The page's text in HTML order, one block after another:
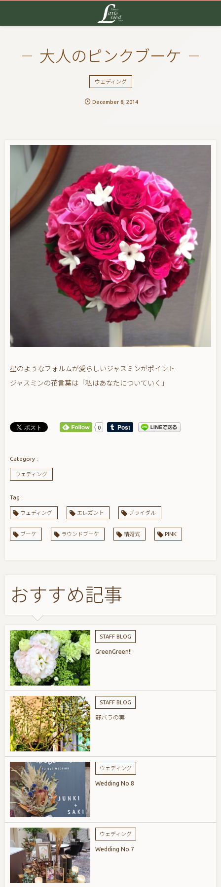
大人のピンクブーケ
ウェディング
December 8, 2014
星のようなフォルムが愛らしいジャスミンがポイント
ジャスミンの花言葉は「私はあなたについていく」
0
ウェディング
ウェディング エレガント ブライダル
ブーケ ラウンドブーケ 結婚式 PINK
おすすめ記事
STAFF BLOG
GreenGreen!!
STAFF BLOG
野バラの実
ウェディング
Wedding No.8
ウェディング
Wedding No.7